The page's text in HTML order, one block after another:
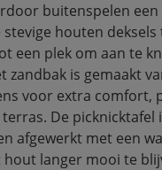
buitenspelen
houten
een plek om aan te
zandbak is gemaakt
voor extra comfort,
De picknicktafel
afgewerkt met een
langer mooi te